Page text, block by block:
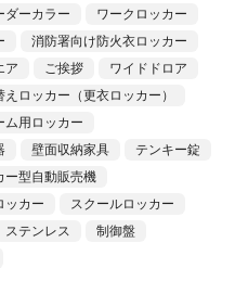
ダーカラー
ワークロッカー
消防署向け防火衣ロッカー
ア ご挨拶
ワイドドロア
えロッカー（更衣ロッカー）
ム用ロッカー
壁面収納家具
テンキー錠
ー型自動販売機
ッカー
スクールロッカー
ステンレス
制御盤